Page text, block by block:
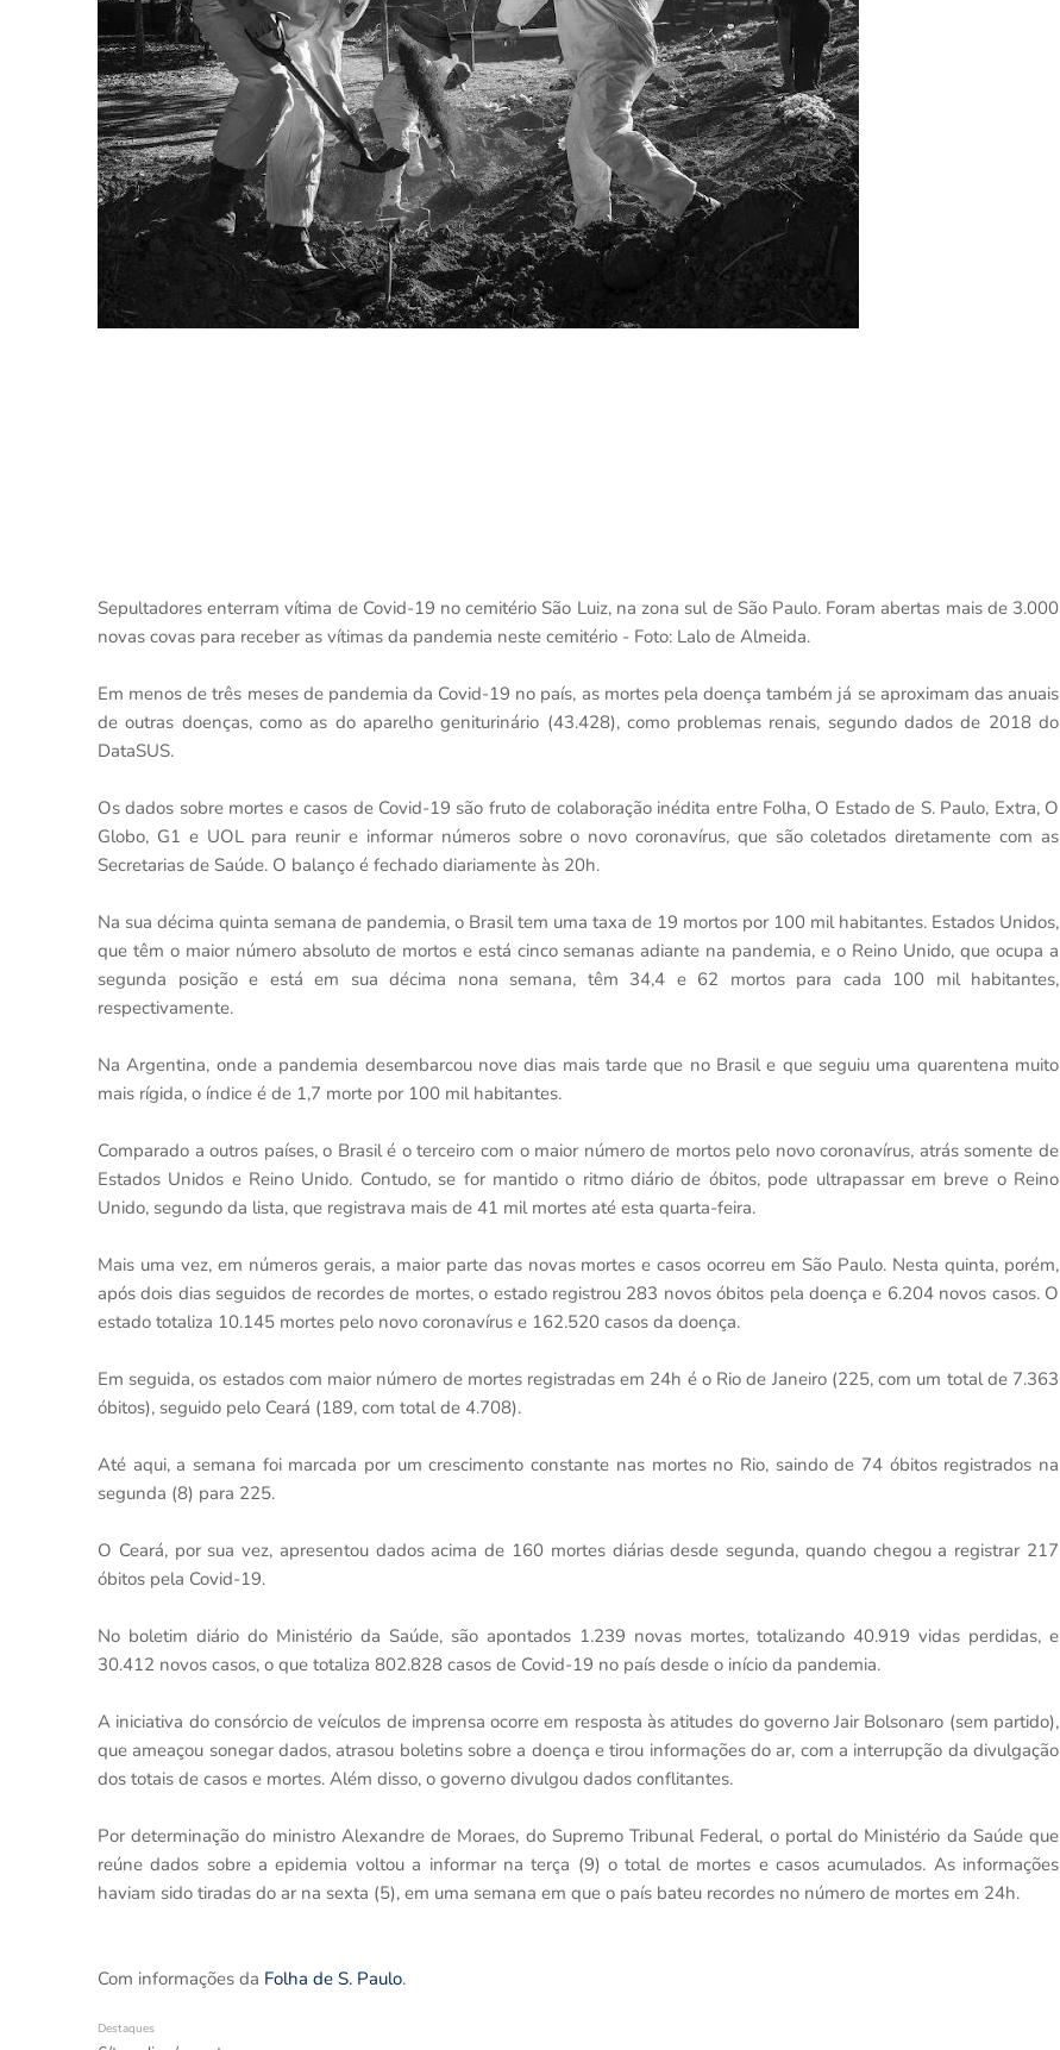
Sepultadores enterram vítima de Covid-19 no cemitério São Luiz, na zona sul de São Paulo. Foram abertas mais de 3.000
novas covas para receber as vítimas da pandemia neste cemitério - Foto: Lalo de Almeida.
Em menos de três meses de pandemia da Covid-19 no país, as mortes pela doença também já se aproximam das anuais
de outras doenças, como as do aparelho geniturinário (43.428), como problemas renais, segundo dados de 2018 do
DataSUS.
Os dados sobre mortes e casos de Covid-19 são fruto de colaboração inédita entre Folha, O Estado de S. Paulo, Extra, O
Globo, G1 e UOL para reunir e informar números sobre o novo coronavírus, que são coletados diretamente com as
Secretarias de Saúde. O balanço é fechado diariamente às 20h.
Na sua décima quinta semana de pandemia, o Brasil tem uma taxa de 19 mortos por 100 mil habitantes. Estados Unidos,
que têm o maior número absoluto de mortos e está cinco semanas adiante na pandemia, e o Reino Unido, que ocupa a
segunda posição e está em sua décima nona semana, têm 34,4 e 62 mortos para cada 100 mil habitantes,
respectivamente.
Na Argentina, onde a pandemia desembarcou nove dias mais tarde que no Brasil e que seguiu uma quarentena muito
mais rígida, o índice é de 1,7 morte por 100 mil habitantes.
Comparado a outros países, o Brasil é o terceiro com o maior número de mortos pelo novo coronavírus, atrás somente de
Estados Unidos e Reino Unido. Contudo, se for mantido o ritmo diário de óbitos, pode ultrapassar em breve o Reino
Unido, segundo da lista, que registrava mais de 41 mil mortes até esta quarta-feira.
Mais uma vez, em números gerais, a maior parte das novas mortes e casos ocorreu em São Paulo. Nesta quinta, porém,
após dois dias seguidos de recordes de mortes, o estado registrou 283 novos óbitos pela doença e 6.204 novos casos. O
estado totaliza 10.145 mortes pelo novo coronavírus e 162.520 casos da doença.
Em seguida, os estados com maior número de mortes registradas em 24h é o Rio de Janeiro (225, com um total de 7.363
óbitos), seguido pelo Ceará (189, com total de 4.708).
Até aqui, a semana foi marcada por um crescimento constante nas mortes no Rio, saindo de 74 óbitos registrados na
segunda (8) para 225.
O Ceará, por sua vez, apresentou dados acima de 160 mortes diárias desde segunda, quando chegou a registrar 217
óbitos pela Covid-19.
No boletim diário do Ministério da Saúde, são apontados 1.239 novas mortes, totalizando 40.919 vidas perdidas, e
30.412 novos casos, o que totaliza 802.828 casos de Covid-19 no país desde o início da pandemia.
A iniciativa do consórcio de veículos de imprensa ocorre em resposta às atitudes do governo Jair Bolsonaro (sem partido),
que ameaçou sonegar dados, atrasou boletins sobre a doença e tirou informações do ar, com a interrupção da divulgação
dos totais de casos e mortes. Além disso, o governo divulgou dados conflitantes.
Por determinação do ministro Alexandre de Moraes, do Supremo Tribunal Federal, o portal do Ministério da Saúde que
reúne dados sobre a epidemia voltou a informar na terça (9) o total de mortes e casos acumulados. As informações
haviam sido tiradas do ar na sexta (5), em uma semana em que o país bateu recordes no número de mortes em 24h.
Com informações da Folha de S. Paulo.
Destaques